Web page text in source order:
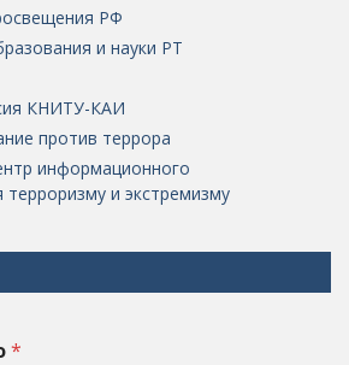
РФ
и науки РТ
КНИТУ-КАИ
против террора
информационного
терроризму и экстремизму
*